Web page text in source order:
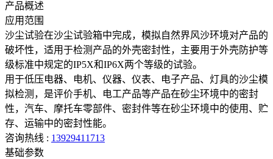
产品概述
应用范围
沙尘试验在沙尘试验箱中完成，模拟自然界风沙环境对产品的
破坏性，适用于检测产品的外壳密封性，主要用于外壳防护等
级标准中规定的IP5X和IP6X两个等级的试验。
用于低压电器、电机、仪器、仪表、电子产品、灯具的沙尘模
拟检测，是评价手机、电工产品等产品在砂尘环境中的密封
性，汽车、摩托车零部件、密封件等在砂尘环境中的使用、贮
存、运输中的密封性能。
咨询热线 : 13929411713
基础参数